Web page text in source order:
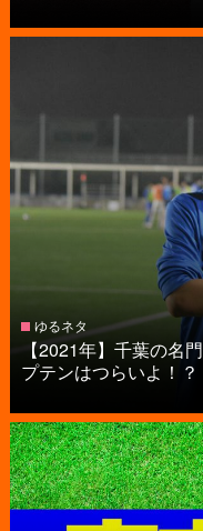
ゆるネタ
【2021年】千葉の名
プテンはつらいよ！？